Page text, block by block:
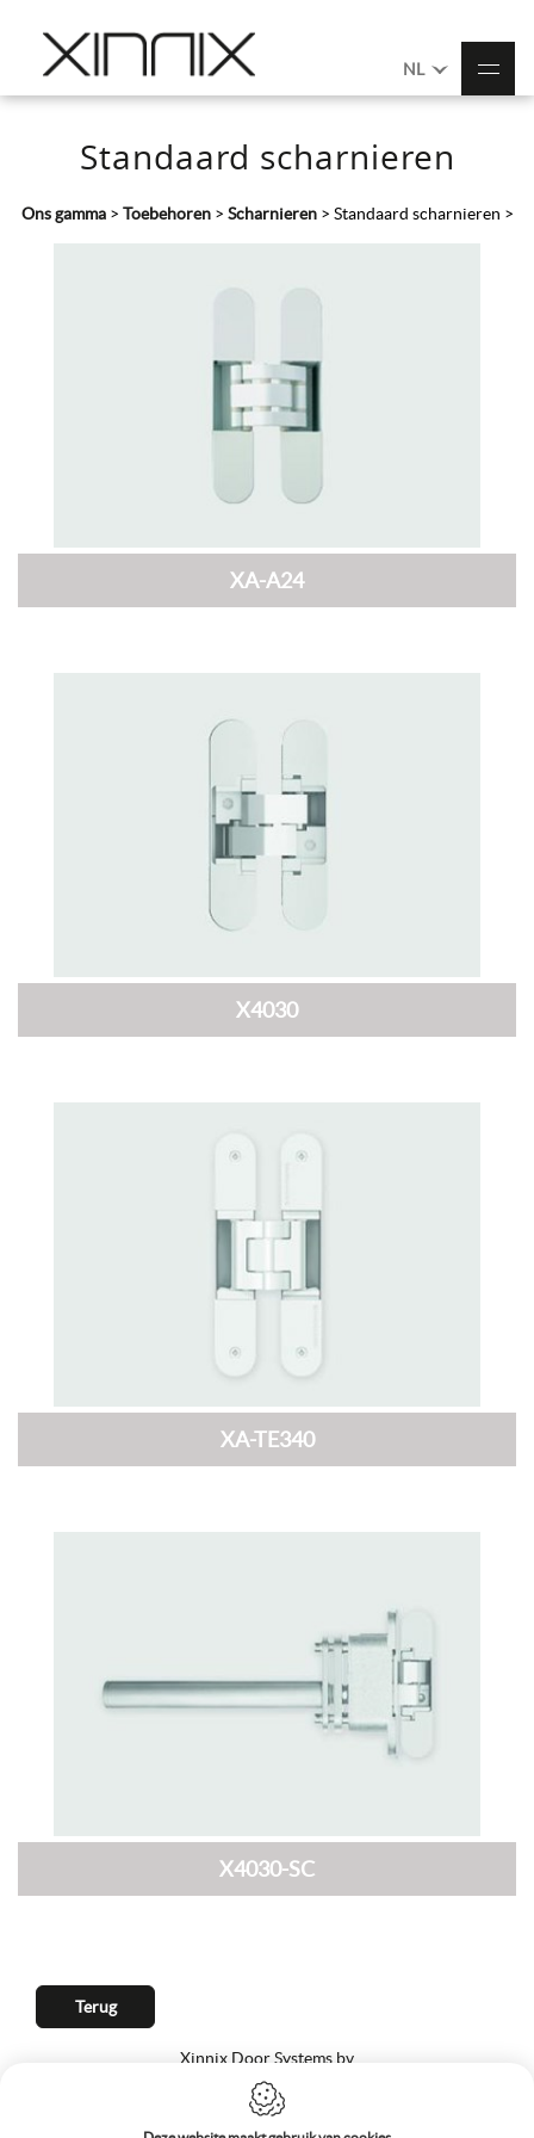
NL
Standaard scharnieren
Ons gamma> Toebehoren> Scharnieren> Standaard scharnieren >
XA-A24
X4030
XA-TE340
X4030-SC
Terug
Xinnix Door Systems bv
Generaal Deprezstraat 2/010
8530 Harelbeke
België